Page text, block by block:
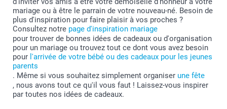
mariage ou à être le parrain de votre nouveau-né. Besoin de
plus d'inspiration pour faire plaisir à vos proches ?
Consultez notre page d'inspiration mariage
pour trouver de bonnes idées de cadeaux ou d'organisation
pour un mariage ou trouvez tout ce dont vous avez besoin
pour l'arrivée de votre bébé ou des cadeaux pour les jeunes
parents
. Même si vous souhaitez simplement organiser une fête
, nous avons tout ce qu'il vous faut ! Laissez-vous inspirer
par toutes nos idées de cadeaux.